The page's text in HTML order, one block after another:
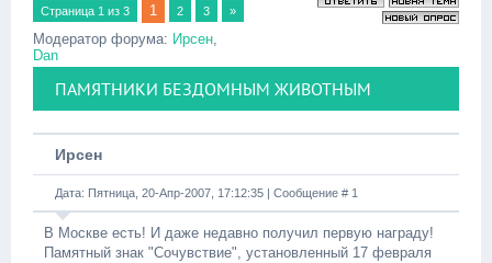
Страница 1 из 3 1 2 3 »
Модератор форума: Ирсен,
Dan
ПАМЯТНИКИ БЕЗДОМНЫМ ЖИВОТНЫМ
Ирсен
Дата: Пятница, 20-Апр-2007, 17:12:35 | Сообщение # 1
В Москве есть! И даже недавно получил первую награду!
Памятный знак "Сочувствие", установленный 17 февраля